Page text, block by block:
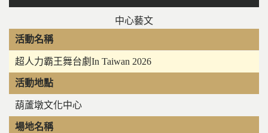
中心藝文
活動名稱
超人力霸王舞台劇In Taiwan 2026
活動地點
葫蘆墩文化中心
場地名稱